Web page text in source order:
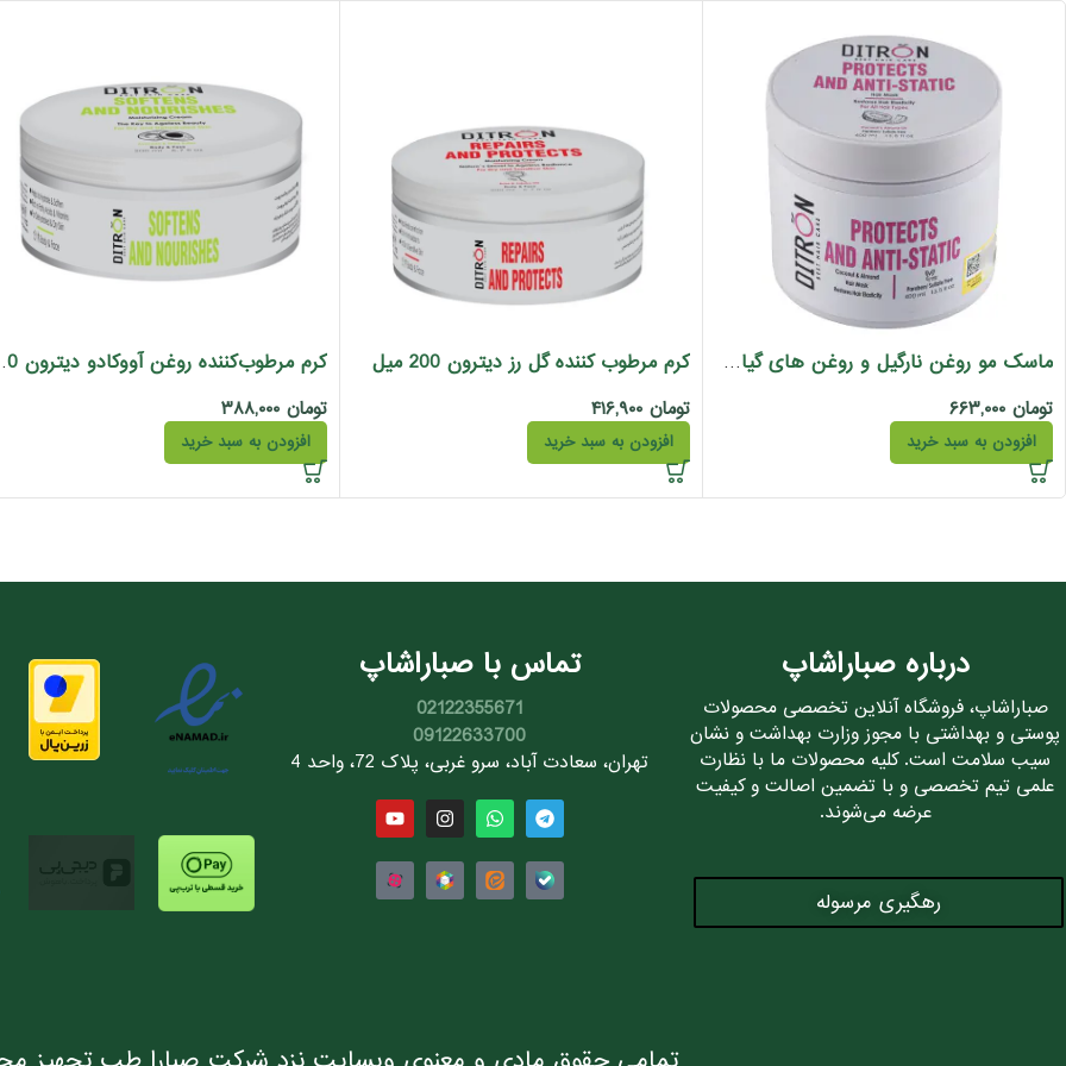
ماسک مو روغن نارگیل و روغن های گیاهی دیترون 400 میل
تومان
افزودن به سبد خرید
کرم مرطوب کننده گل رز دیترون 200 میل
تومان
افزودن به سبد خرید
کرم
تومان
افزودن به سبد خرید
درباره صباراشاپ
صباراشاپ، فروشگاه آنلاین تخصصی محصولات
پوستی و بهداشتی با مجوز وزارت بهداشت و نشان
سیب سلامت است. کلیه محصولات ما با نظارت
علمی تیم تخصصی و با تضمین اصالت و کیفیت
عرضه می‌شوند.
رهگیری مرسوله
تماس با صباراشاپ
02122355671
09122633700
تهران، سعادت آباد، سرو غربی، پلاک 72، واحد 4